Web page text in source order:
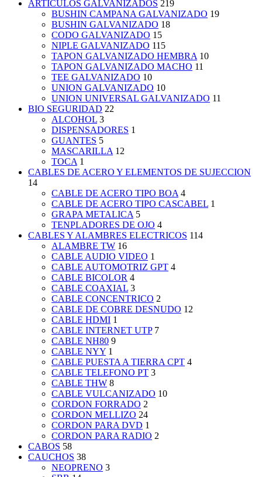
ARTICULOS GALVANIZADOS 219
BUSHIN CAMPANA GALVANIZADO 19
BUSHIN GALVANIZADO 18
CODO GALVANIZADO 15
NIPLE GALVANIZADO 115
TAPON GALVANIZADO HEMBRA 10
TAPON GALVANIZADO MACHO 11
TEE GALVANIZADO 10
UNION GALVANIZADO 10
UNION UNIVERSAL GALVANIZADO 11
BIO SEGURIDAD 22
ALCOHOL 3
DISPENSADORES 1
GUANTES 5
MASCARILLA 12
TOCA 1
CABLES DE ACERO Y ELEMENTOS DE SUJECCION
14
CABLE DE ACERO TIPO BOA 4
CABLE DE ACERO TIPO CASCABEL 1
GRAPA METALICA 5
TENPLADORES DE OJO 4
CABLES Y ALAMBRES ELECTRICOS 114
ALAMBRE TW 16
CABLE AUDIO VIDEO 1
CABLE AUTOMOTRIZ GPT 4
CABLE BICOLOR 4
CABLE COAXIAL 3
CABLE CONCENTRICO 2
CABLE DE COBRE DESNUDO 12
CABLE HDMI 1
CABLE INTERNET UTP 7
CABLE NH80 9
CABLE NYY 1
CABLE PUESTA A TIERRA CPT 4
CABLE TELEFONO PT 3
CABLE THW 8
CABLE VULCANIZADO 10
CORDON FORRADO 2
CORDON MELLIZO 24
CORDON PARA DVD 1
CORDON PARA RADIO 2
CABOS 58
CAUCHOS 38
NEOPRENO 3